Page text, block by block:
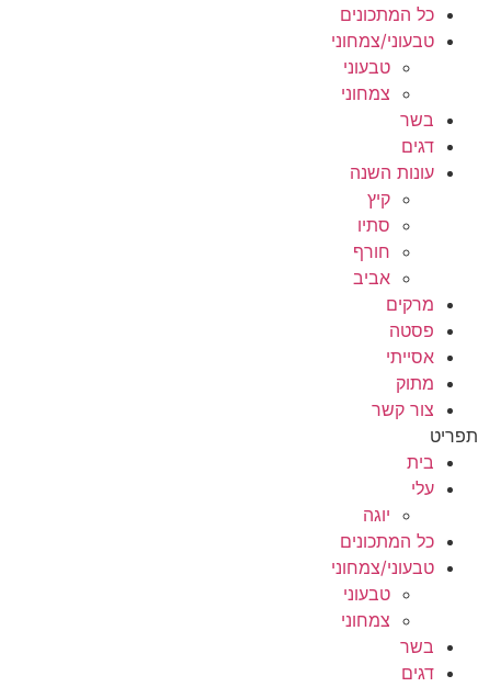
כל המתכונים
טבעוני/צמחוני
טבעוני
צמחוני
בשר
דגים
עונות השנה
קיץ
סתיו
חורף
אביב
מרקים
פסטה
אסייתי
מתוק
צור קשר
תפריט
בית
עלי
יוגה
כל המתכונים
טבעוני/צמחוני
טבעוני
צמחוני
בשר
דגים